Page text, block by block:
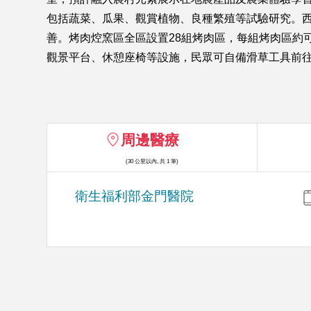
包括蔬菜、瓜果、觀賞植物、良種繁殖等試驗研究。
善。烤肉焢窯區全區設置28組烤肉區，每組烤肉區
觀景平台、休憩座椅等設施，民眾可自備滑草工具前
周邊醫療
(30 公里以內, 共 1 筆)
衛生福利部金門醫院